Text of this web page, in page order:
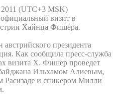
(UTC+3 MSK)
официальный визит в
Хайнца Фишера.
президента
Как сообщила пресс-служба
визита Х. Фишер проведет
Ильхамом Алиевым,
Расизаде и спикером Милли